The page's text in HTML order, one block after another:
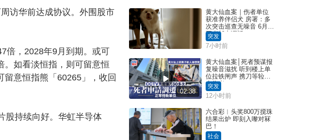
访华前达成协议。外围股市
，2028年9月到期。或可
。如看淡恒指，则可留意恒
意恒指熊「60265」，收回
持续向好。华虹半导体
黄大仙血案｜伤者单位
获准养伴侣犬 房署：多
次突击巡查无噪音 6月批
死者邨内调迁
突发
7小时前
02:38
黄大仙血案│死者预谋报
复噪音滋扰 听到楼上单
位拉铁闸声 携刀等䢂伏
击伤者
突发
12小时前
六合彩︱头奖800万搅珠
结果出炉 即刻入嚟对冧
巴！
社会